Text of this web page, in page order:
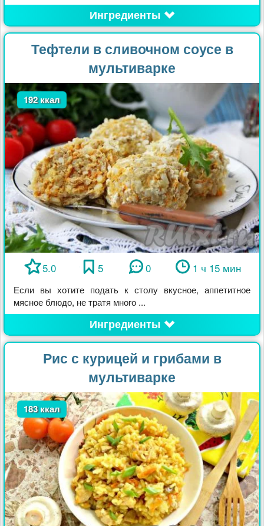
Ингредиенты
Тефтели в сливочном соусе в
мультиварке
192 ккал
5.0 5 0 1 ч 15 мин
Если вы хотите подать к столу вкусное, аппетитное
мясное блюдо, не тратя много ...
Ингредиенты
Рис с курицей и грибами в
мультиварке
183 ккал